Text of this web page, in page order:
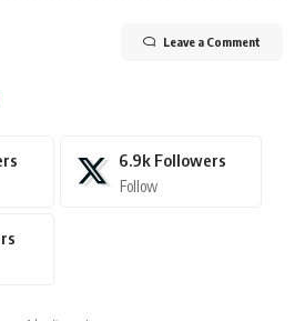
Leave a Comment
6.9k Followers
Follow